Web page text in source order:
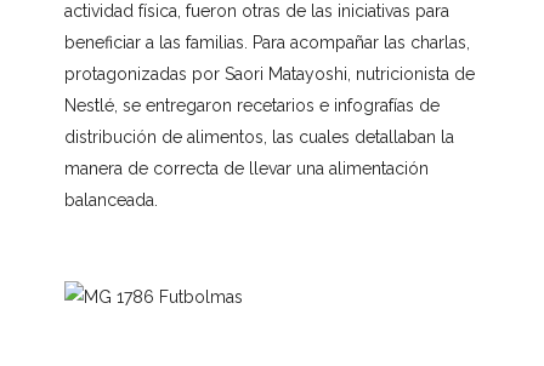
actividad física, fueron otras de las iniciativas para
beneficiar a las familias. Para acompañar las charlas,
protagonizadas por Saori Matayoshi, nutricionista de
Nestlé, se entregaron recetarios e infografías de
distribución de alimentos, las cuales detallaban la
manera de correcta de llevar una alimentación
balanceada.